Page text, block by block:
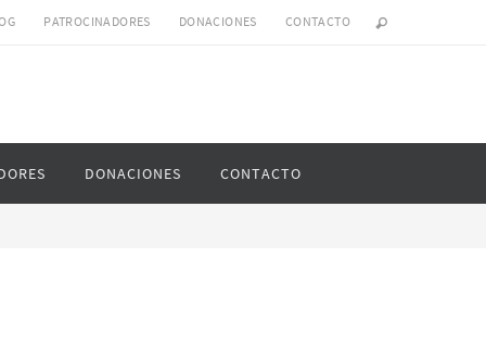
PATROCINADORES DONACIONES CONTACTO
DONACIONES CONTACTO